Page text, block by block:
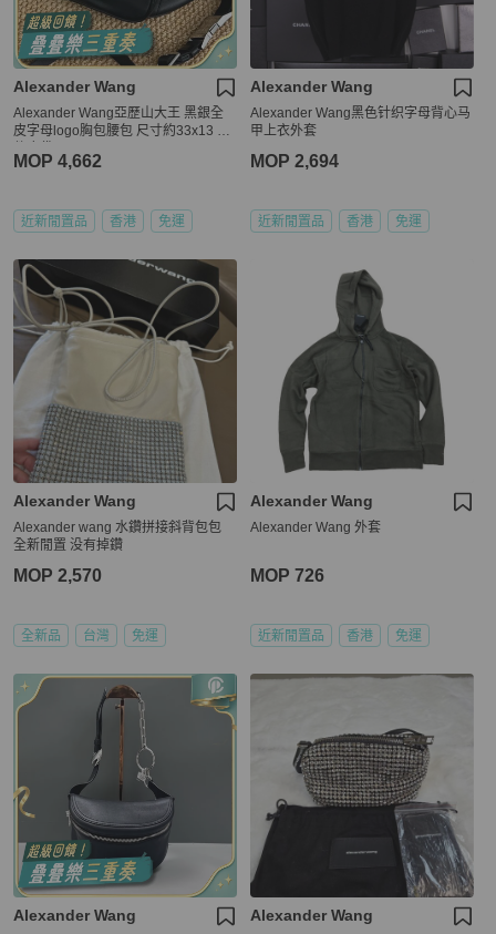
Alexander Wang
Alexander Wang亞歷山大王 黑銀全
皮字母logo胸包腰包 尺寸約33x13 附
MOP 4,662
近新閒置品 香港 免運
Alexander Wang
Alexander Wang黑色针织字母背心马
甲上衣外套
MOP 2,694
近新閒置品 香港 免運
Alexander Wang
Alexander wang 水鑽拼接斜背包包
全新閒置 没有掉鑽
MOP 2,570
全新品 台灣 免運
Alexander Wang
Alexander Wang 外套
MOP 726
近新閒置品 香港 免運
Alexander Wang Alexander Wang